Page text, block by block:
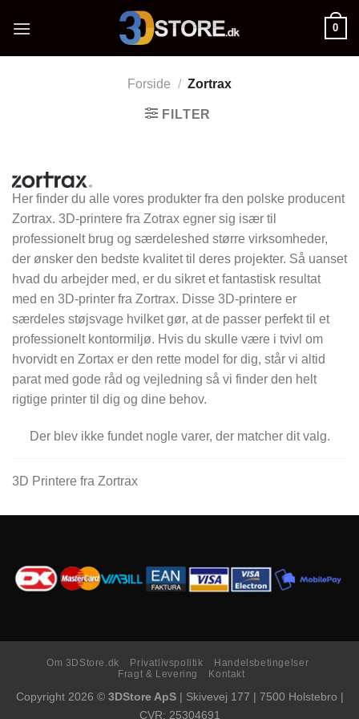
0
Forside / Zortrax
FILTER
Her finder du alle vores produkter fra den polske producent
Zortrax. 3D-printere fra Zotrax egner sig især til
professionelt brug og særdeleshed større virksomheder,
der ønsker den bedste kvalitet til deres projekter. Så uanset
hvad du arbejder med, er du sikret et fantastisk resultat
med en 3D-printer fra Zortrax. Disse 3D-printere er
særdeles støjsvage hvilket gør, at de passer perfekt til et
professionelt kontormiljø. Hvis du skulle være i tvivl om
hvorvidt en Zortax er den rette model for dig, står vi altid
parat med gode råd og vejledning så vi finder den helt
rigtige printer til dig og dine behov.
Der blev ikke fundet nogle varer, der matcher dit valg.
3D Printere fra Zortrax
Om 3DStore.dk Privatlivspolitik
Handelsbetingelser
Fragt & Levering
Kontakt
Copyright 2026 © 3DStore ApS| Skivevej 177 | 7500 Holstebro |
CVR: 25304691